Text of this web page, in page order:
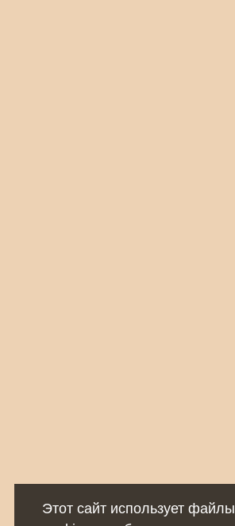
Этот сайт использует файлы